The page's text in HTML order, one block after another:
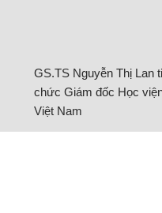
GS.TS Nguyễn Thị Lan
chức Giám đốc Học
Việt Nam